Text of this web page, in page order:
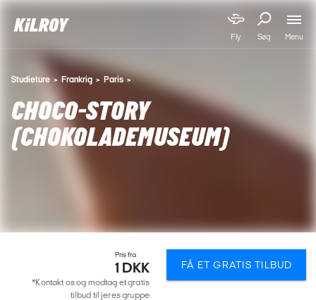
Fly Søg Menu
Studieture Frankrig Paris
CHOCO-STORY
(CHOKOLADEMUSEUM)
Pris fra
1 DKK
*Kontakt os og modtag et gratis
tilbud til jeres gruppe
FÅ ET GRATIS TILBUD